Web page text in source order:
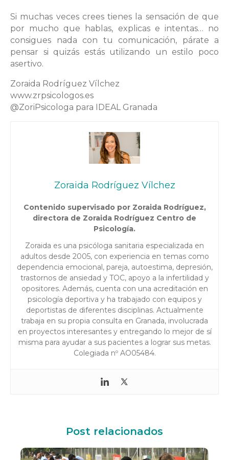
Si muchas veces crees tienes la sensación de que
por mucho que hablas, explicas e intentas… no
consigues nada con tu comunicación, párate a
pensar si quizás estás utilizando un estilo poco
asertivo.
Zoraida Rodríguez Vílchez
www.zrpsicologos.es
@ZoriPsicologa para IDEAL Granada
Zoraida Rodríguez Vílchez
Contenido supervisado por Zoraida Rodríguez,
directora de Zoraida Rodríguez Centro de
Psicología.
Zoraida es una psicóloga sanitaria especializada en
adultos desde 2005, con experiencia en temas como
dependencia emocional, pareja, autoestima, depresión,
trastornos de ansiedad y TOC, apoyo a la infertilidad y
opositores. Además, cuenta con una acreditación en
psicología deportiva y ha trabajado con equipos y
deportistas de diferentes disciplinas. Actualmente
trabaja en su propia consulta en Granada, involucrada
en proyectos interesantes y entregando lo mejor de sí
misma para ayudar a sus pacientes a lograr sus metas.
Colegiada nº AO05484.
Post relacionados